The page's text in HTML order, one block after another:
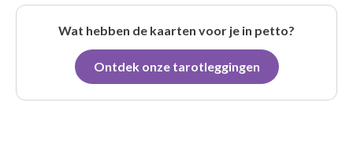
Wat hebben de kaarten voor je in petto?
Ontdek onze tarotleggingen